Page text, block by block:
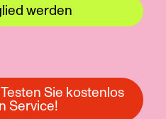
werden
Sie kostenlos
Service!